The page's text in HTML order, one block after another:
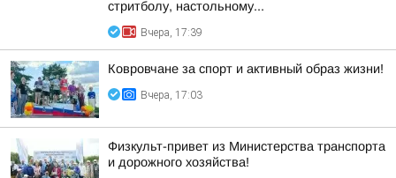
стритболу, настольному...
Вчера, 17:39
Ковровчане за спорт и активный образ жизни!
Вчера, 17:03
Физкульт-привет из Министерства транспорта
и дорожного хозяйства!